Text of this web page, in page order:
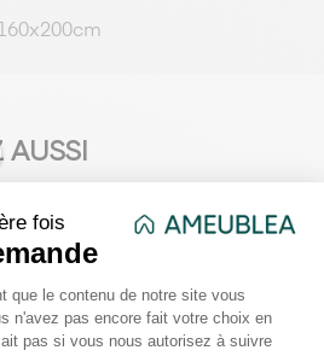
160x200cm
AUSSI
favorite